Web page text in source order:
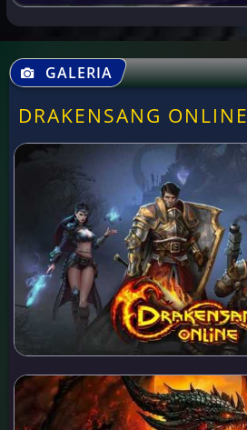
GALERIA
DRAKENSANG ONLINE